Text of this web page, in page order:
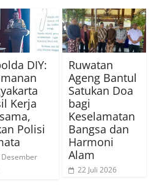
DIY:
Kerja
Polisi
Ruwatan
Ageng Bantul
Satukan Doa
bagi
Keselamatan
Bangsa dan
Harmoni
Alam
22 Juli 2026